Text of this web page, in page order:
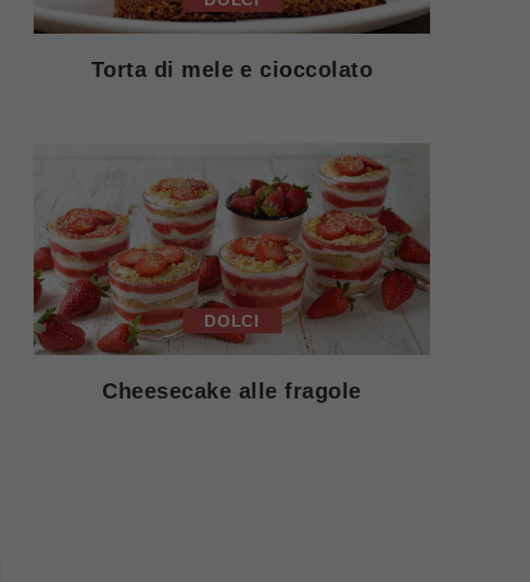
Torta di mele e cioccolato
DOLCI
Cheesecake alle fragole